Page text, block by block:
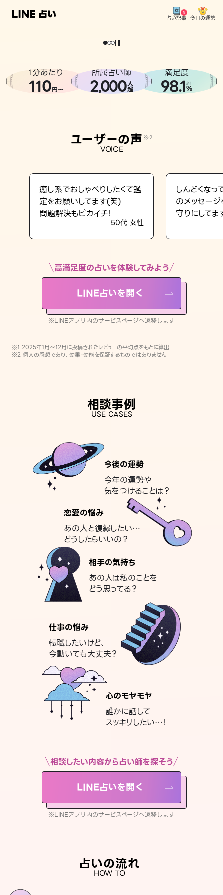
占い記事 今日の運勢
相談事例
占い記事
LINE占いを開く
※LINEアプリ内のサービスページへ遷移します
どうせなら
。
1分あたり
110円〜
所属占い師
2,000人
超
満足度
98.1※1
%
ユーザーの声 ※2
VOICE
癒し系でおしゃべりしたくて鑑
定をお願いしてます(笑)
問題解決もピカイチ！
50代 女性
しんどくなっ
のメッセー
守りにしてま
高満足度の占いを体験してみよう
LINE占いを開く
※LINEアプリ内のサービスページへ遷移します
※1 2025年1月〜12月に投稿されたレビューの平均点をもとに算出
※2 個人の感想であり、効果・効能を保証するものではありません
相談事例
USE CASES
今後の運勢
今年の運勢や
気をつけることは？
恋愛の悩み
あの人と復縁したい…
どうしたらいいの？
相手の気持ち
あの人は私のことを
どう思ってる？
仕事の悩み
転職したいけど、
今動いても大丈夫？
心のモヤモヤ
誰かに話して
スッキリしたい…！
相談したい内容から占い師を探そう
LINE占いを開く
※LINEアプリ内のサービスページへ遷移します
占いの流れ
HOW TO